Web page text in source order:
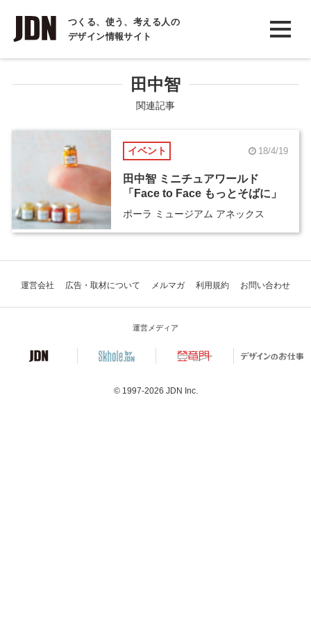
つくる、使う、考える人の
デザイン情報サイト
INTERVIEW
インタビュー
COLUMN
コラム
田中智
関連記事
イベント 18/4/19
田中智 ミニチュアワールド
「Face to Face もっとそばに」
ポーラ ミュージアム アネックス
運営会社 広告・取材について メルマガ 利用規約 お問い合わせ
運営メディア
© 1997-2026 JDN Inc.